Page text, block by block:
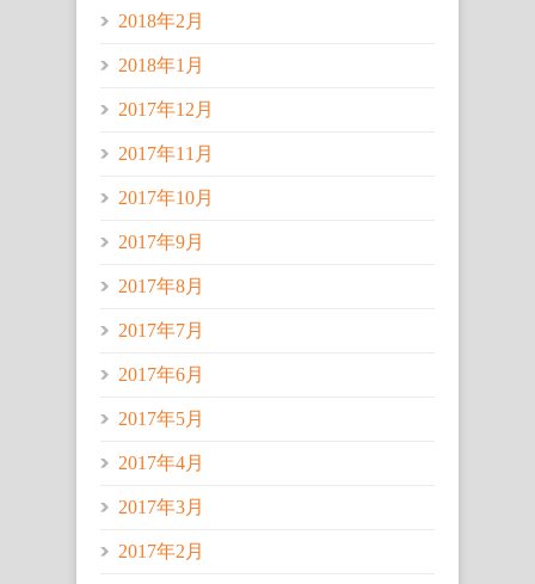
2018年2月
2018年1月
2017年12月
2017年11月
2017年10月
2017年9月
2017年8月
2017年7月
2017年6月
2017年5月
2017年4月
2017年3月
2017年2月